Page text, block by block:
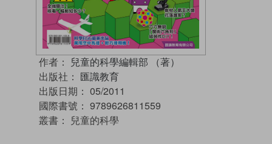
作者： 兒童的科學編輯部 （著）
出版社： 匯識教育
出版日期： 05/2011
國際書號： 9789626811559
叢書： 兒童的科學